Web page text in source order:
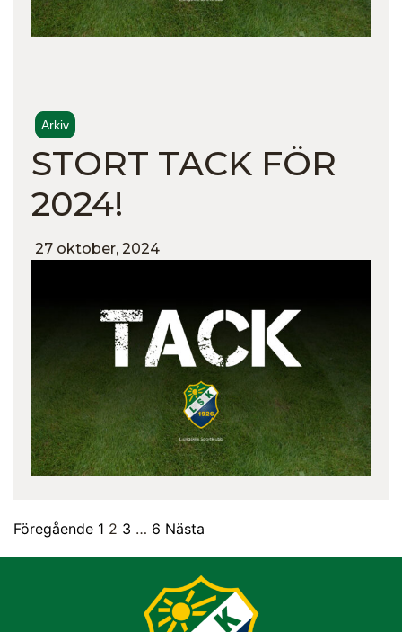
Arkiv
STORT TACK FÖR
2024!
27 oktober, 2024
Föregående 1 2 3 … 6 Nästa